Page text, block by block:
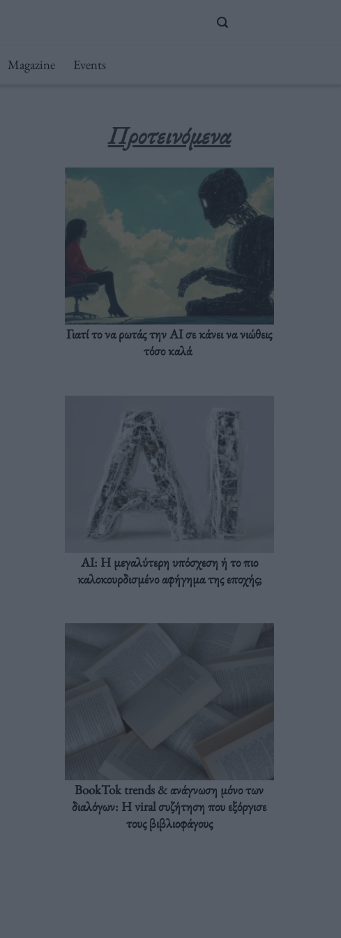
Magazine Events
Προτεινόμενα
Γιατί το να ρωτάς την AI σε κάνει να νιώθεις
τόσο καλά
AI: Η μεγαλύτερη υπόσχεση ή το πιο
καλοκουρδισμένο αφήγημα της εποχής;
BookTok trends & ανάγνωση μόνο των
διαλόγων: Η viral συζήτηση που εξόργισε
τους βιβλιοφάγους